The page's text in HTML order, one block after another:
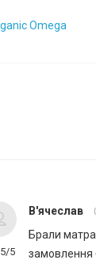
5/5
В'ячеслав
Брали
замовлення